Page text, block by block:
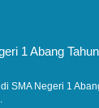
1 Abang
SMA Negeri 1